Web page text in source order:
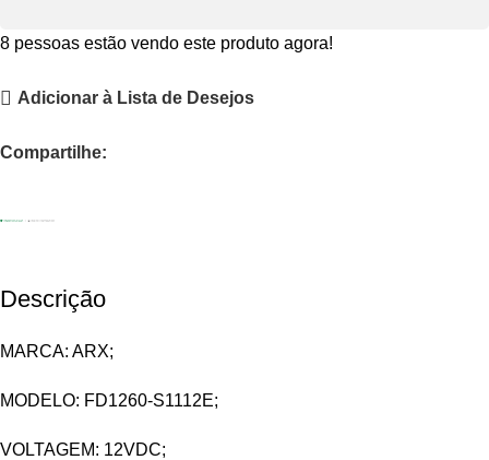
8 pessoas estão vendo este produto agora!
Adicionar à Lista de Desejos
Compartilhe:
Descrição
MARCA: ARX;
MODELO: FD1260-S1112E;
VOLTAGEM: 12VDC;